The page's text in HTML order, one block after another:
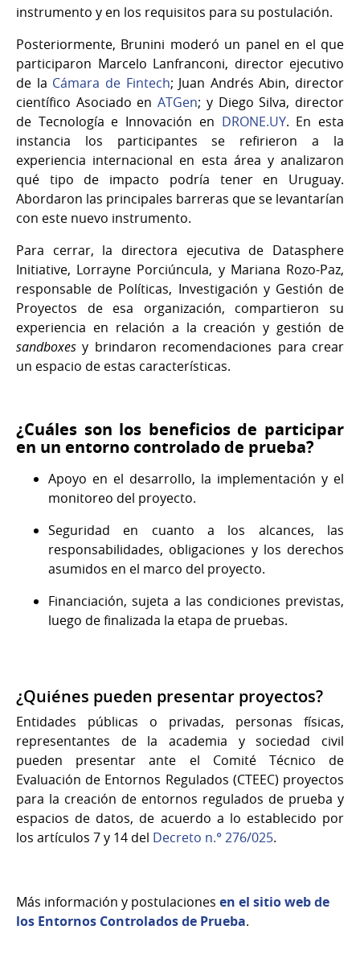
instrumento y en los requisitos para su postulación.
Posteriormente, Brunini moderó un panel en el que
participaron Marcelo Lanfranconi, director ejecutivo
de la Cámara de Fintech; Juan Andrés Abin, director
científico Asociado enATGen; y Diego Silva, director
de Tecnología e Innovación en DRONE.UY. En esta
instancia los participantes se refirieron a la
experiencia internacional en esta área y analizaron
qué tipo de impacto podría tener en Uruguay.
Abordaron las principales barreras que se levantarían
con este nuevo instrumento.
Para cerrar, la directora ejecutiva de Datasphere
Initiative, Lorrayne Porciúncula, y Mariana Rozo-Paz,
responsable de Políticas, Investigación y Gestión de
Proyectos de esa organización, compartieron su
experiencia en relación a la creación y gestión de
sandboxes y brindaron recomendaciones para crear
un espacio de estas características.
¿Cuáles son los beneficios de participar
en un entorno controlado de prueba?
Apoyo en el desarrollo, la implementación y el
monitoreo del proyecto.
Seguridad en cuanto a los alcances, las
responsabilidades, obligaciones y los derechos
asumidos en el marco del proyecto.
Financiación, sujeta a las condiciones previstas,
luego de finalizada la etapa de pruebas.
¿Quiénes pueden presentar proyectos?
Entidades públicas o privadas, personas físicas,
representantes de la academia y sociedad civil
pueden presentar ante el Comité Técnico de
Evaluación de Entornos Regulados (CTEEC) proyectos
para la creación de entornos regulados de prueba y
espacios de datos, de acuerdo a lo establecido por
los artículos 7 y 14 del Decreto n.° 276/025.
Más información y postulaciones en el sitio web de
los Entornos Controlados de Prueba.